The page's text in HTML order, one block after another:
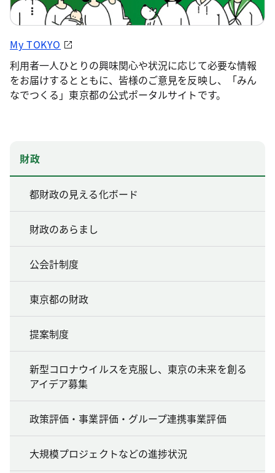
My TOKYO
利用者一人ひとりの興味関心や状況に応じて必要な情報
をお届けするとともに、皆様のご意見を反映し、「みん
なでつくる」東京都の公式ポータルサイトです。
財政
都財政の見える化ボード
財政のあらまし
公会計制度
東京都の財政
提案制度
新型コロナウイルスを克服し、東京の未来を創る
アイデア募集
政策評価・事業評価・グループ連携事業評価
大規模プロジェクトなどの進捗状況